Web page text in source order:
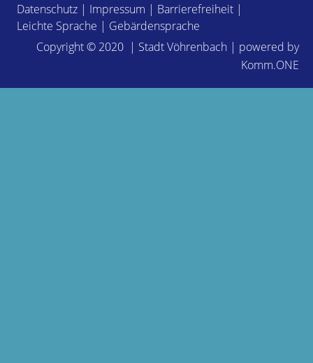
Datenschutz | Impressum | Barrierefreiheit |
Leichte Sprache | Gebärdensprache
Copyright © 2020 | Stadt Vöhrenbach | powered by
Komm.ONE